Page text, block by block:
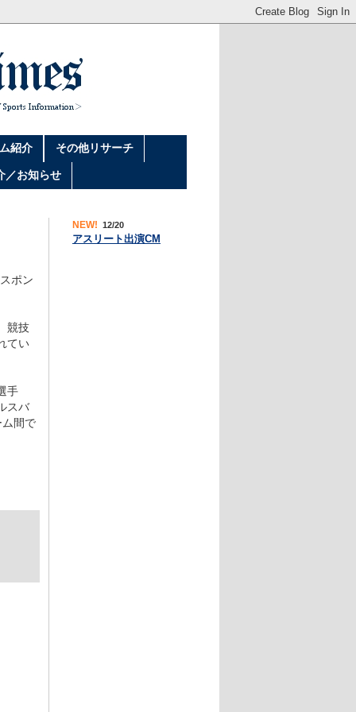
紹介 その他リサーチ
／お知らせ
ポン
競技
てい
手
スバ
間で
NEW! 12/20
アスリート出演CM